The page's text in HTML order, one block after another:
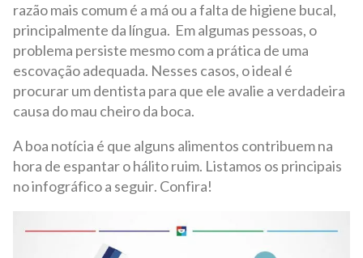
razão mais comum é a má ou a falta de higiene bucal,
principalmente da língua. Em algumas pessoas, o
problema persiste mesmo com a prática de uma
escovação adequada. Nesses casos, o ideal é
procurar um dentista para que ele avalie a verdadeira
causa do mau cheiro da boca.
A boa notícia é que alguns alimentos contribuem na
hora de espantar o hálito ruim. Listamos os principais
no infográfico a seguir. Confira!